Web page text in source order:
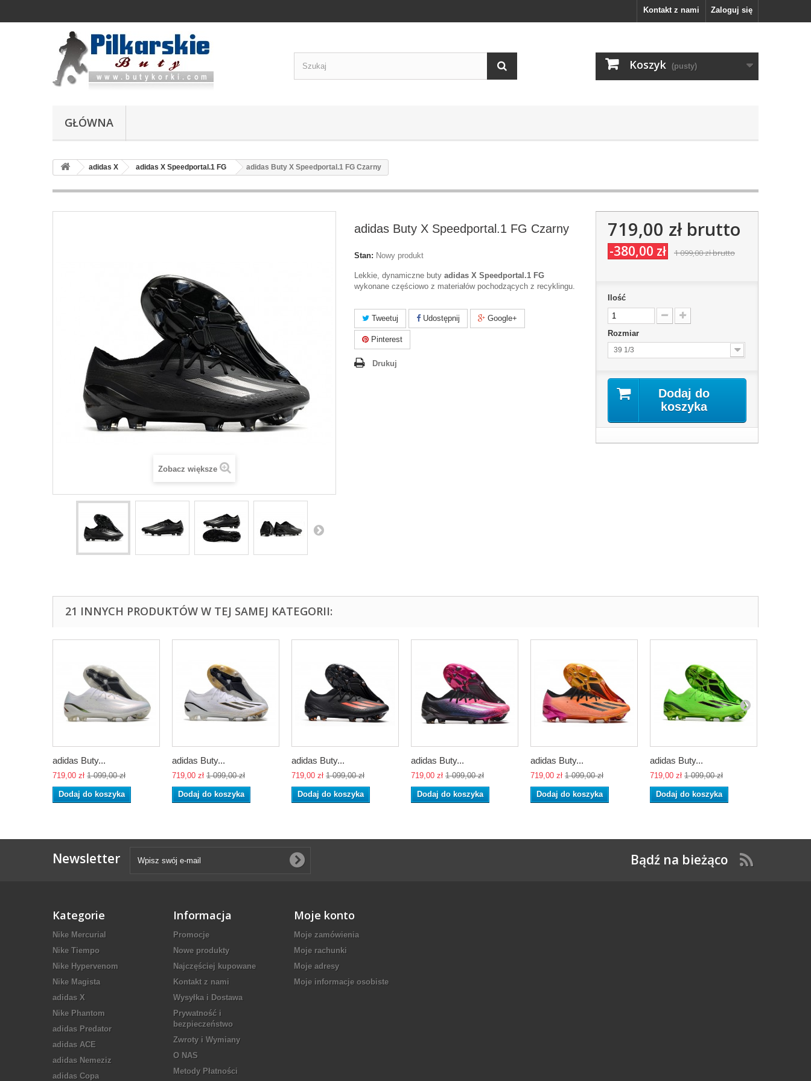
Zaloguj się
Kontakt z nami
Koszyk (pusty)
GŁÓWNA
adidas X adidas X Speedportal.1 FG adidas Buty X Speedportal.1 FG Czarny
Zobacz większe
adidas Buty X Speedportal.1 FG Czarny
Stan: Nowy produkt
Lekkie, dynamiczne buty adidas X Speedportal.1 FG
wykonane częściowo z materiałów pochodzących z recyklingu.
Tweetuj Udostępnij Google+
Pinterest
Drukuj
719,00 złbrutto
-380,00 zł 1 099,00 złbrutto
Ilość
Rozmiar
39 1/3
Dodaj do
koszyka
21 INNYCH PRODUKTÓW W TEJ SAMEJ KATEGORII:
adidas Buty...
719,00 zł 1 099,00 zł
Dodaj do koszyka
adidas Buty...
719,00 zł 1 099,00 zł
Dodaj do koszyka
adidas Buty...
719,00 zł 1 099,00 zł
Dodaj do koszyka
adidas Buty...
719,00 zł 1 099,00 zł
Dodaj do koszyka
adidas Buty...
719,00 zł 1 099,00 zł
Dodaj do koszyka
adidas Buty...
719,00 zł 1 099,00 zł
Dodaj do koszyka
Newsletter Bądź na bieżąco
Kategorie
Nike Mercurial
Nike Tiempo
Nike Hypervenom
Nike Magista
adidas X
Nike Phantom
adidas Predator
adidas ACE
adidas Nemeziz
adidas Copa
Informacja
Promocje
Nowe produkty
Najczęściej kupowane
Kontakt z nami
Wysyłka i Dostawa
Prywatność i
bezpieczeństwo
Zwroty i Wymiany
O NAS
Metody Płatności
Moje konto
Moje zamówienia
Moje rachunki
Moje adresy
Moje informacje osobiste